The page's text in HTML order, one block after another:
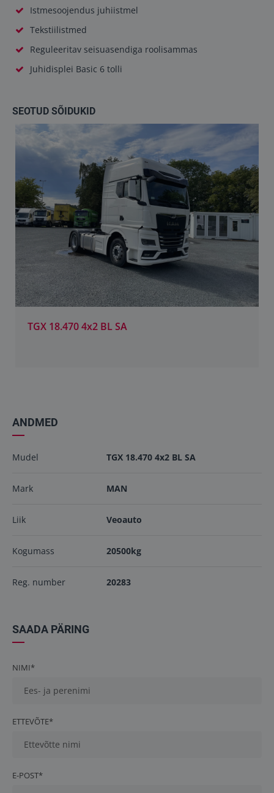
Istmesoojendus juhiistmel
Tekstiilistmed
Reguleeritav seisuasendiga roolisammas
Juhidisplei Basic 6 tolli
SEOTUD SÕIDUKID
TGX 18.460 4X2 BLS
ANDMED
Mudel TGX 18.470 4x2 BL SA
Mark MAN
Liik Veoauto
Kogumass 20500kg
Reg. number 20283
SAADA PÄRING
NIMI*
ETTEVÕTE*
E-POST*